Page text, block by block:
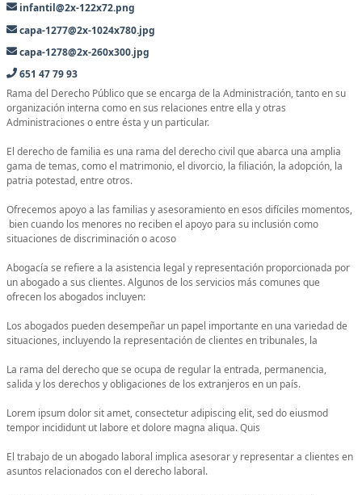
infantil@2x-122x72.png
capa-1277@2x-1024x780.jpg
capa-1278@2x-260x300.jpg
651 47 79 93
Rama del Derecho Público que se encarga de la Administración, tanto en su
organización interna como en sus relaciones entre ella y otras
Administraciones o entre ésta y un particular.
El derecho de familia es una rama del derecho civil que abarca una amplia
gama de temas, como el matrimonio, el divorcio, la filiación, la adopción, la
patria potestad, entre otros.
Ofrecemos apoyo a las familias y asesoramiento en esos difíciles momentos,
bien cuando los menores no reciben el apoyo para su inclusión como
situaciones de discriminación o acoso
Abogacía se refiere a la asistencia legal y representación proporcionada por
un abogado a sus clientes. Algunos de los servicios más comunes que
ofrecen los abogados incluyen:
Los abogados pueden desempeñar un papel importante en una variedad de
situaciones, incluyendo la representación de clientes en tribunales, la
La rama del derecho que se ocupa de regular la entrada, permanencia,
salida y los derechos y obligaciones de los extranjeros en un país.
Lorem ipsum dolor sit amet, consectetur adipiscing elit, sed do eiusmod
tempor incididunt ut labore et dolore magna aliqua. Quis
El trabajo de un abogado laboral implica asesorar y representar a clientes en
asuntos relacionados con el derecho laboral.